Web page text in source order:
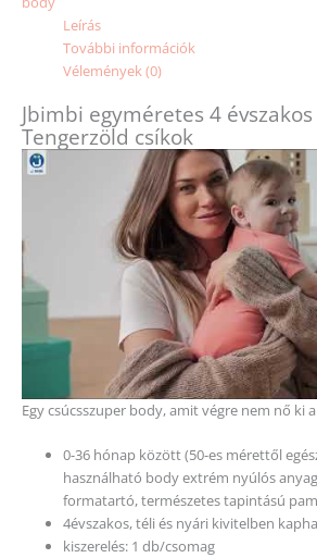
Leírás
További információk
Vélemények (0)
Jbimbi egyméretes 4
Tengerzöld csíkok
Egy csúcsszuper body, amit végre nem nő ki
0-36 hónap között (50-es mérettől
használható body extrém nyúlós
formatartó, természetes tapintású
4évszakos, téli és nyári kivitelben
kiszerelés: 1 db/csomag